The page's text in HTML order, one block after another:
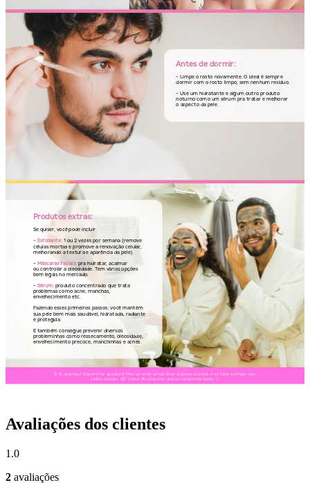
Avaliações dos clientes
1.0
2 avaliações